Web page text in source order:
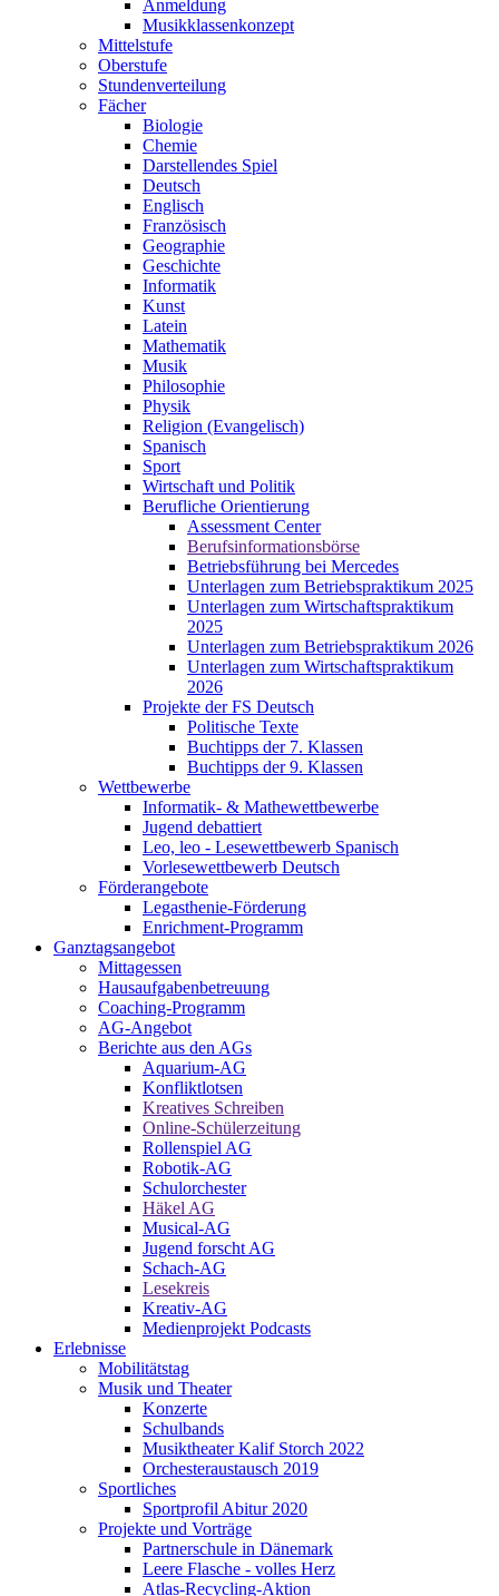
Anmeldung
Musikklassenkonzept
Mittelstufe
Oberstufe
Stundenverteilung
Fächer
Biologie
Chemie
Darstellendes Spiel
Deutsch
Englisch
Französisch
Geographie
Geschichte
Informatik
Kunst
Latein
Mathematik
Musik
Philosophie
Physik
Religion (Evangelisch)
Spanisch
Sport
Wirtschaft und Politik
Berufliche Orientierung
Assessment Center
Berufsinformationsbörse
Betriebsführung bei Mercedes
Unterlagen zum Betriebspraktikum 2025
Unterlagen zum Wirtschaftspraktikum
2025
Unterlagen zum Betriebspraktikum 2026
Unterlagen zum Wirtschaftspraktikum
2026
Projekte der FS Deutsch
Politische Texte
Buchtipps der 7. Klassen
Buchtipps der 9. Klassen
Wettbewerbe
Informatik- & Mathewettbewerbe
Jugend debattiert
Leo, leo - Lesewettbewerb Spanisch
Vorlesewettbewerb Deutsch
Förderangebote
Legasthenie-Förderung
Enrichment-Programm
Ganztagsangebot
Mittagessen
Hausaufgabenbetreuung
Coaching-Programm
AG-Angebot
Berichte aus den AGs
Aquarium-AG
Konfliktlotsen
Kreatives Schreiben
Online-Schülerzeitung
Rollenspiel AG
Robotik-AG
Schulorchester
Häkel AG
Musical-AG
Jugend forscht AG
Schach-AG
Lesekreis
Kreativ-AG
Medienprojekt Podcasts
Erlebnisse
Mobilitätstag
Musik und Theater
Konzerte
Schulbands
Musiktheater Kalif Storch 2022
Orchesteraustausch 2019
Sportliches
Sportprofil Abitur 2020
Projekte und Vorträge
Partnerschule in Dänemark
Leere Flasche - volles Herz
Atlas-Recycling-Aktion